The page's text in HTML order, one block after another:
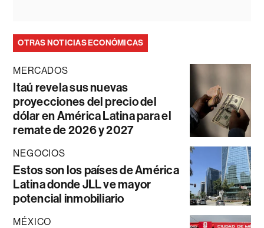
OTRAS NOTICIAS ECONÓMICAS
MERCADOS
Itaú revela sus nuevas
proyecciones del precio del
dólar en América Latina para el
remate de 2026 y 2027
NEGOCIOS
Estos son los países de América
Latina donde JLL ve mayor
potencial inmobiliario
MÉXICO